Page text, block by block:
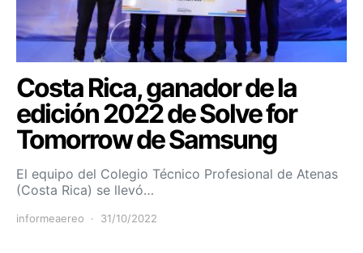
Costa Rica, ganador de la
edición 2022 de Solve for
Tomorrow de Samsung
El equipo del Colegio Técnico Profesional de Atenas
(Costa Rica) se llevó…
informeaereo 31/10/2022